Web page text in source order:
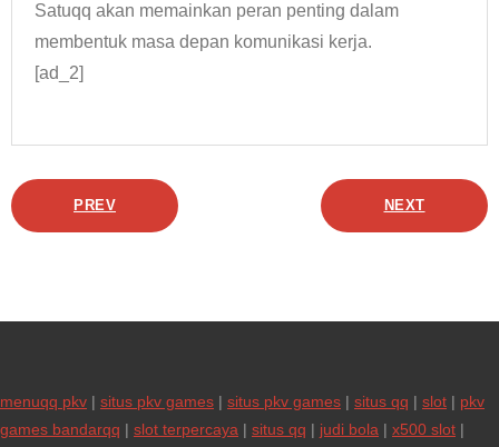
Satuqq akan memainkan peran penting dalam
membentuk masa depan komunikasi kerja.
[ad_2]
PREV NEXT
menuqq pkv | situs pkv games | situs pkv games | situs qq | slot | pkv
games bandarqq | slot terpercaya | situs qq | judi bola | x500 slot |